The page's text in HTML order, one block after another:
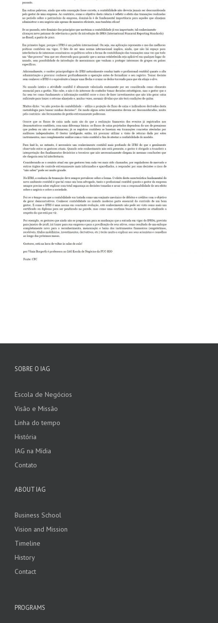
SOBRE O IAG
Escola de Negócios
Visão e Missão
Linha do tempo
História
IAG na Mídia
Contato
ABOUT IAG
Business School
Vision and Mission
Timeline
History
Contact
PROGRAMS